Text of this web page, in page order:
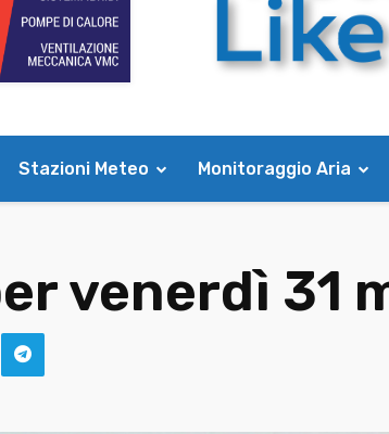
Stazioni Meteo Monitoraggio Aria
venerdì 31